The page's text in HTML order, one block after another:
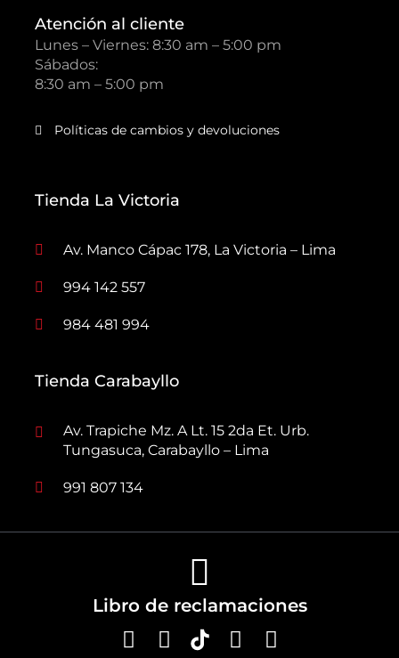
Atención al cliente
Lunes – Viernes: 8:30 am – 5:00 pm
Sábados:
8:30 am – 5:00 pm
Políticas de cambios y devoluciones
Tienda La Victoria
Av. Manco Cápac 178, La Victoria – Lima
994 142 557
984 481 994
Tienda Carabayllo
Av. Trapiche Mz. A Lt. 15 2da Et. Urb.
Tungasuca, Carabayllo – Lima
991 807 134
Libro de reclamaciones
F
I
Y
L